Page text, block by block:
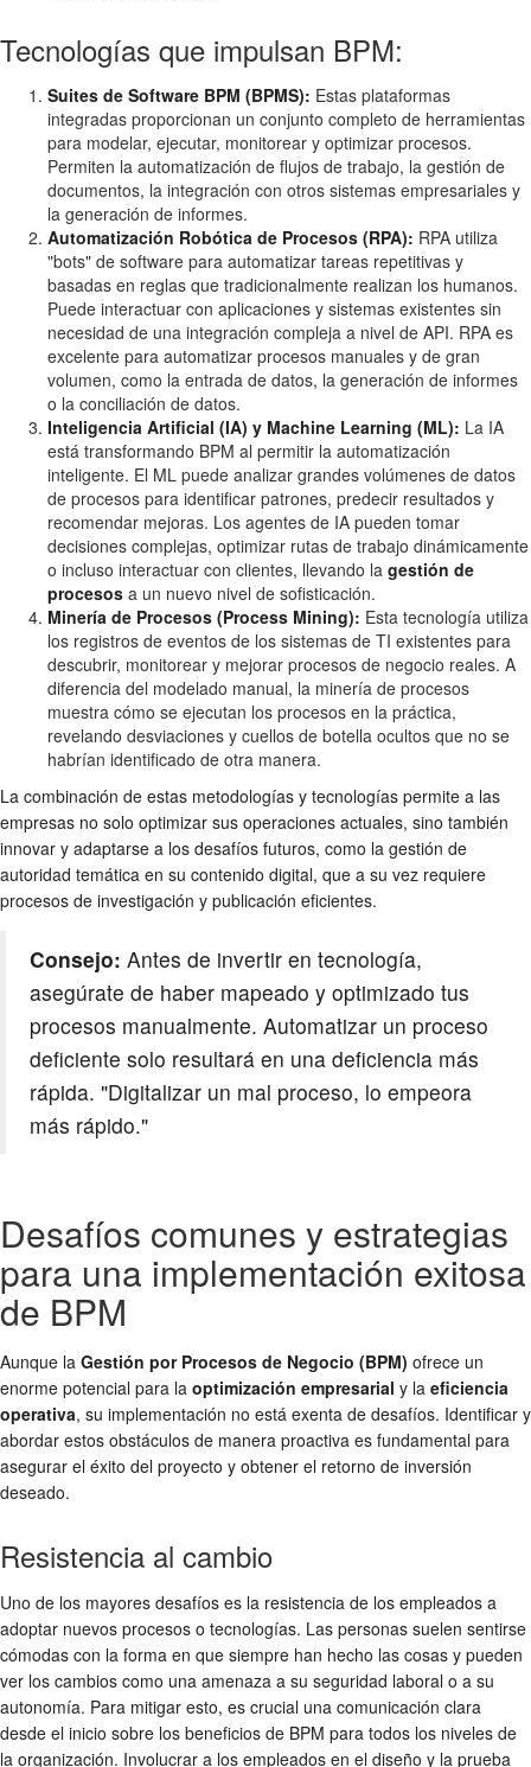
Tecnologías que impulsan BPM:
Suites de Software BPM (BPMS): Estas plataformas
integradas proporcionan un conjunto completo de herramientas
para modelar, ejecutar, monitorear y optimizar procesos.
Permiten la automatización de flujos de trabajo, la gestión de
documentos, la integración con otros sistemas empresariales y
la generación de informes.
Automatización Robótica de Procesos (RPA): RPA utiliza
"bots" de software para automatizar tareas repetitivas y
basadas en reglas que tradicionalmente realizan los humanos.
Puede interactuar con aplicaciones y sistemas existentes sin
necesidad de una integración compleja a nivel de API. RPA es
excelente para automatizar procesos manuales y de gran
volumen, como la entrada de datos, la generación de informes
o la conciliación de datos.
Inteligencia Artificial (IA) y Machine Learning (ML): La IA
está transformando BPM al permitir la automatización
inteligente. El ML puede analizar grandes volúmenes de datos
de procesos para identificar patrones, predecir resultados y
recomendar mejoras. Los agentes de IA pueden tomar
decisiones complejas, optimizar rutas de trabajo dinámicamente
o incluso interactuar con clientes, llevando la gestión de
procesos a un nuevo nivel de sofisticación.
Minería de Procesos (Process Mining): Esta tecnología utiliza
los registros de eventos de los sistemas de TI existentes para
descubrir, monitorear y mejorar procesos de negocio reales. A
diferencia del modelado manual, la minería de procesos
muestra cómo se ejecutan los procesos en la práctica,
revelando desviaciones y cuellos de botella ocultos que no se
habrían identificado de otra manera.
La combinación de estas metodologías y tecnologías permite a las
empresas no solo optimizar sus operaciones actuales, sino también
innovar y adaptarse a los desafíos futuros, como la gestión de
autoridad temática en su contenido digital, que a su vez requiere
procesos de investigación y publicación eficientes.
Consejo: Antes de invertir en tecnología,
asegúrate de haber mapeado y optimizado tus
procesos manualmente. Automatizar un proceso
deficiente solo resultará en una deficiencia más
rápida. "Digitalizar un mal proceso, lo empeora
más rápido."
Desafíos comunes y estrategias
para una implementación exitosa
de BPM
Aunque la Gestión por Procesos de Negocio (BPM) ofrece un
enorme potencial para la optimización empresarial y la eficiencia
operativa, su implementación no está exenta de desafíos. Identificar y
abordar estos obstáculos de manera proactiva es fundamental para
asegurar el éxito del proyecto y obtener el retorno de inversión
deseado.
Resistencia al cambio
Uno de los mayores desafíos es la resistencia de los empleados a
adoptar nuevos procesos o tecnologías. Las personas suelen sentirse
cómodas con la forma en que siempre han hecho las cosas y pueden
ver los cambios como una amenaza a su seguridad laboral o a su
autonomía. Para mitigar esto, es crucial una comunicación clara
desde el inicio sobre los beneficios de BPM para todos los niveles de
la organización. Involucrar a los empleados en el diseño y la prueba